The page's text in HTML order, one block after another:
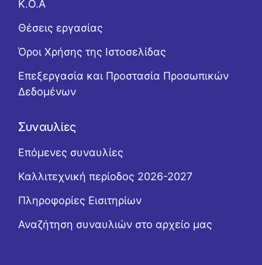
Κ.Ο.Α
Θέσεις εργασίας
Όροι Χρήσης της Ιστοσελίδας
Επεξεργασία και Προστασία Προσωπικών
Δεδομένων
Συναυλίες
Επόμενες συναυλίες
Καλλιτεχνική περίοδος 2026-2027
Πληροφορίες Εισιτηρίων
Αναζήτηση συναυλιών στο αρχείο μας